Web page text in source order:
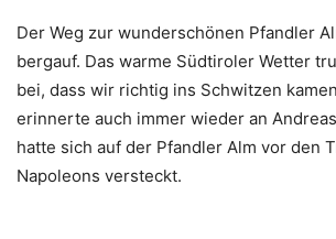
Der Weg zur wunderschönen Pfandler
bergauf. Das warme Südtiroler Wetter
bei, dass wir richtig ins Schwitzen
erinnerte auch immer wieder an
hatte sich auf der Pfandler Alm vor den
Napoleons versteckt.